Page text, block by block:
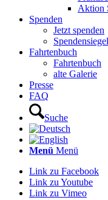
Aktion
Spenden
Jetzt spenden
Spendensiegel
Fahrtenbuch
Fahrtenbuch
alte Galerie
Presse
FAQ
Suche
Menü Menü
Link zu Facebook
Link zu Youtube
Link zu Vimeo